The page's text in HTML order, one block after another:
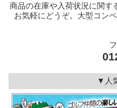
商品の在庫や入荷状況に関す
お気軽にどうぞ。大型コン
▼人